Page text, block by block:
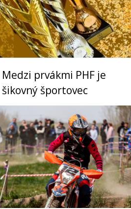
Medzi prvákmi PHF je
šikovný športovec